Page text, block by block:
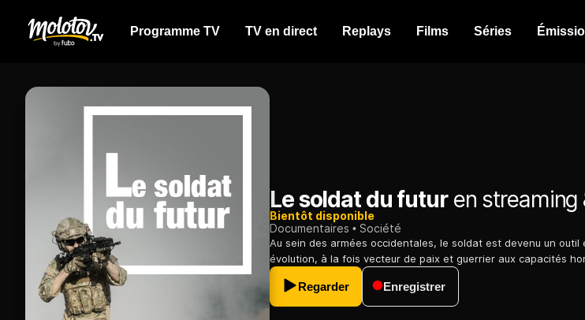
Programme TV TV en direct Replays Films Séries
Le soldat du futuren streaming
Bientôt disponible
Documentaires
Société
Au sein des armées occidentales, le soldat est devenu un outil
évolution, à la fois vecteur de paix et guerrier aux capacités
Regarder Enregistrer